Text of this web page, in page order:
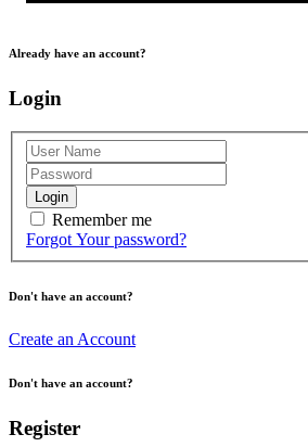
Already have an account?
Login
Login
Remember me
Forgot Your password?
Don't have an account?
Create an Account
Don't have an account?
Register